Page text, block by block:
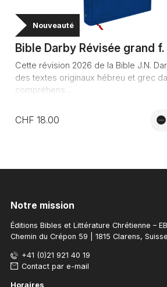
Nouveauté
Bible Darby Révisée grand
Cette révision 2026 de la Bible J.N.
des textes originaux hébreu et grec
compréhens...
CHF 18.00
Notre mission
Éditions Bibles et Littérature Chrétienne –
Chemin du Crépon 59 | 1815 Clarens, Suisse
+41 (0)21 921 40 19
Contact par e-mail
Horaires